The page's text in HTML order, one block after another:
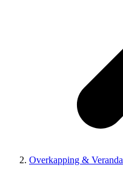
Overkapping & Veranda